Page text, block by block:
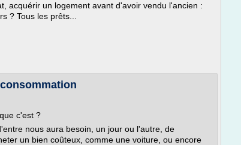
acquérir un logement avant d'avoir vendu l'ancien :
? Tous les prêts...
c'est ?
nous aura besoin, un jour ou l'autre, de
un bien coûteux, comme une voiture, ou encore